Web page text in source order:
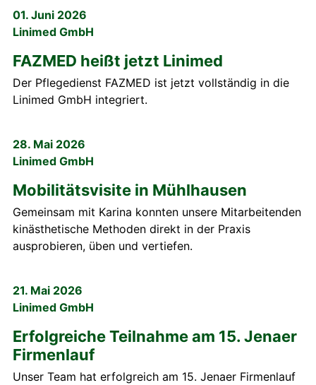
01. Juni 2026
Linimed GmbH
FAZMED heißt jetzt Linimed
Der Pflegedienst FAZMED ist jetzt vollständig in die
Linimed GmbH integriert.
28. Mai 2026
Linimed GmbH
Mobilitätsvisite in Mühlhausen
Gemeinsam mit Karina konnten unsere Mitarbeitenden
kinästhetische Methoden direkt in der Praxis
ausprobieren, üben und vertiefen.
21. Mai 2026
Linimed GmbH
Erfolgreiche Teilnahme am 15. Jenaer
Firmenlauf
Unser Team hat erfolgreich am 15. Jenaer Firmenlauf